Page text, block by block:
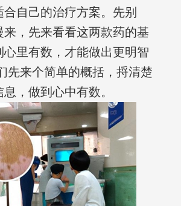
自己的治疗方案。先别
来，先来看看这两款药的基
心里有数，才能做出更明智
先来个简单的概括，捋清楚
，做到心中有数。